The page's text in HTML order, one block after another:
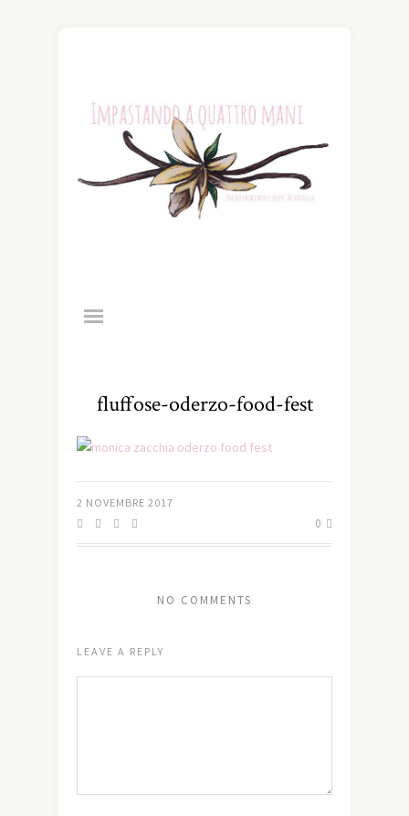
fluffose-oderzo-food-fest
2 NOVEMBRE 2017
0
NO COMMENTS
LEAVE A REPLY